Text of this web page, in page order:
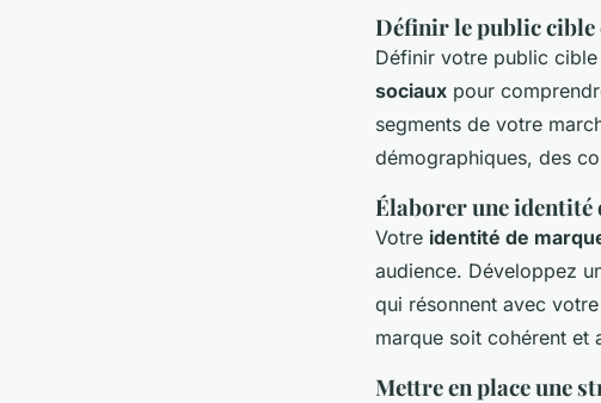
Définir le public cible
Définir votre public
sociaux pour
segments de votre
démographiques, des
Élaborer une identité
Votre identité de
audience. Développez
qui résonnent avec
marque soit cohérent et
Mettre en place une